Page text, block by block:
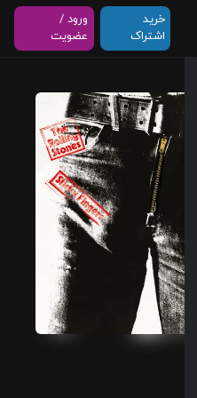
خرید
اشتراک
ورود /
عضویت